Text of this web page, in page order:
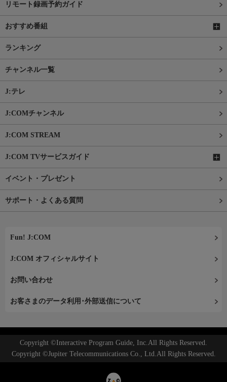
リモート録画予約ガイド
おすすめ番組
ランキング
チャンネル一覧
J:テレ
J:COMチャンネル
J:COM STREAM
J:COM TVサービスガイド
イベント・プレゼント
サポート・よくある質問
Fun! J:COM
J:COM オフィシャルサイト
お問い合わせ
お客さまのデータ利用･外部送信について
Copyright ©Interactive Program Guide, Inc.All Rights Reserved.
Copyright ©Jupiter Telecommunications Co., Ltd.All Rights Reserved.